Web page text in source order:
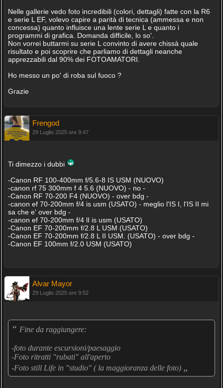
Nelle gallerie vedo foto incredibili (colori, dettagli) fatte con la R6
e serie L EF, volevo capire a parità di tecnica (ammessa e non
concessa) quanto influisce una lente serie L e quanto i
programmi di grafica. Domanda difficile, lo so'.
Non vorrei buttarmi su serie L convinto di avere chissà quale
risultato e poi scoprire che parliamo di dettagli neanche
apprezzabili dal 90% dei FOTOAMATORI.
Ho messo un po' di roba sul fuoco ?
Grazie
Frengod
29 Luglio 2025 ore 9:47
Ti dimezzo i dubbi
-Canon RF 100-400mm f/5.6-8 IS USM (NUOVO)
-canon rf 75 300mm f 4 5.6 (NUOVO) - no -
-Canon RF 70-200 F4 (NUOVO) - over bdg -
-canon ef 70-200mm f/4 is usm (USATO) - meglio l'IS I, l'IS II mi
sa che e' over bdg -
-canon ef 70-200mm f/4 lI is usm (USATO)
-Canon EF 70-200mm f/2.8 L USM (USATO)
-Canon EF 70-200mm f/2.8 L II USM. (USATO) - over bdg -
-Canon EF 100mm f/2.0 USM (USATO)
Alvar Mayor
29 Luglio 2025 ore 9:52
“ Fine da raggiungere:
-foto durante escursioni/paesaggio
-Foto ritratti "rubati" all'aperto
-Foto still Life in "studio" ( la maggioranza delle foto) „